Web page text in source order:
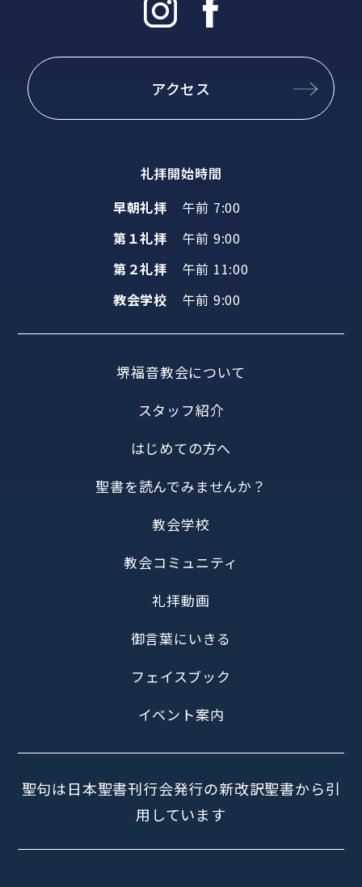
アクセス
礼拝開始時間
早朝礼拝
午前 7:00
第１礼拝
午前 9:00
第２礼拝
午前 11:00
教会学校
午前 9:00
堺福音教会について
スタッフ紹介
はじめての方へ
聖書を読んでみませんか？
教会学校
教会コミュニティ
礼拝動画
御言葉にいきる
フェイスブック
イベント案内
聖句は日本聖書刊行会発行の新改訳聖書から引
用しています